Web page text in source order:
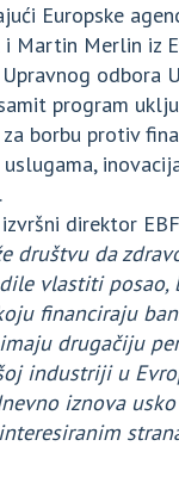
Europske
Martin Merlin iz
odbora
program
borbu protiv
izvršni direktor
društvu da
vlastiti
financiraju
drugačiju
industriji u
iznova